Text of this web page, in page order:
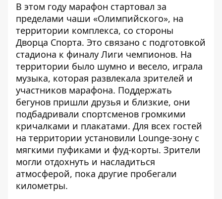
В этом году марафон стартовал за
пределами чаши «Олимпийского», на
территории комплекса, со стороны
Дворца Спорта. Это связано с подготовкой
стадиона к финалу Лиги чемпионов. На
территории было шумно и весело, играла
музыка, которая развлекала зрителей и
участников марафона. Поддержать
бегунов пришли друзья и близкие, они
подбадривали спортсменов громкими
кричалками и плакатами. Для всех гостей
на территории установили Lounge-зону с
мягкими пуфиками и фуд-корты. Зрители
могли отдохнуть и насладиться
атмосферой, пока другие пробегали
километры.